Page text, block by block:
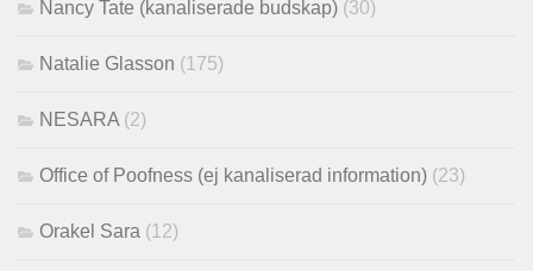
Nancy Tate (kanaliserade budskap) (30)
Natalie Glasson (175)
NESARA (2)
Office of Poofness (ej kanaliserad information) (23)
Orakel Sara (12)